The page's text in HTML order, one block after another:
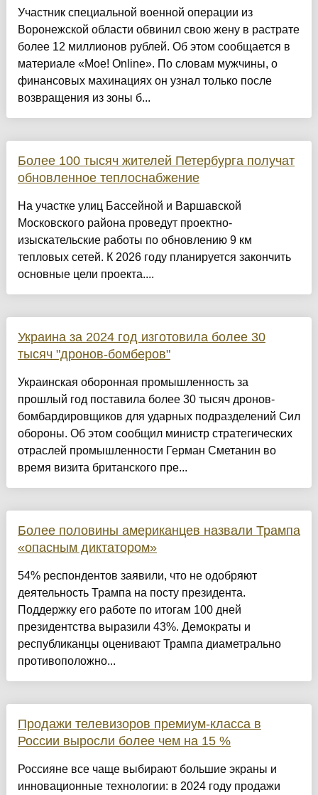
Участник специальной военной операции из
Воронежской области обвинил свою жену в растрате
более 12 миллионов рублей. Об этом сообщается в
материале «Мое! Online». По словам мужчины, о
финансовых махинациях он узнал только после
возвращения из зоны б...
Более 100 тысяч жителей Петербурга получат
обновленное теплоснабжение
На участке улиц Бассейной и Варшавской
Московского района проведут проектно-
изыскательские работы по обновлению 9 км
тепловых сетей. К 2026 году планируется закончить
основные цели проекта....
Украина за 2024 год изготовила более 30
тысяч "дронов-бомберов"
Украинская оборонная промышленность за
прошлый год поставила более 30 тысяч дронов-
бомбардировщиков для ударных подразделений Сил
обороны. Об этом сообщил министр стратегических
отраслей промышленности Герман Сметанин во
время визита британского пре...
Более половины американцев назвали Трампа
«опасным диктатором»
54% респондентов заявили, что не одобряют
деятельность Трампа на посту президента.
Поддержку его работе по итогам 100 дней
президентства выразили 43%. Демократы и
республиканцы оценивают Трампа диаметрально
противоположно...
Продажи телевизоров премиум-класса в
России выросли более чем на 15 %
Россияне все чаще выбирают большие экраны и
инновационные технологии: в 2024 году продажи